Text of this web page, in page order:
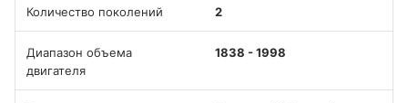
Количество поколений 2
Диапазон объема
двигателя
1838 - 1998